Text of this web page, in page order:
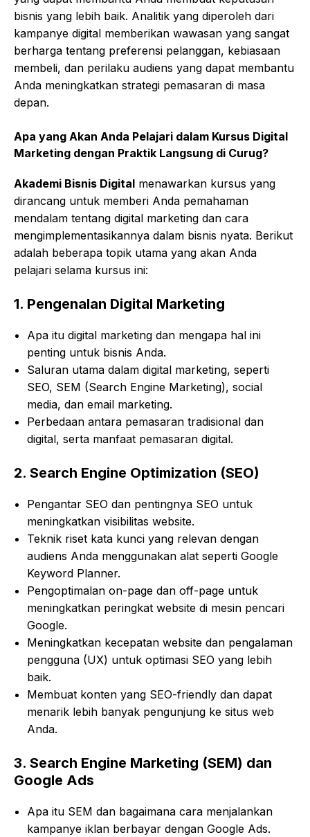
bisnis yang lebih baik. Analitik yang diperoleh dari
kampanye digital memberikan wawasan yang sangat
berharga tentang preferensi pelanggan, kebiasaan
membeli, dan perilaku audiens yang dapat membantu
Anda meningkatkan strategi pemasaran di masa
depan.
Apa yang Akan Anda Pelajari dalam Kursus Digital
Marketing dengan Praktik Langsung di Curug?
Akademi Bisnis Digital menawarkan kursus yang
dirancang untuk memberi Anda pemahaman
mendalam tentang digital marketing dan cara
mengimplementasikannya dalam bisnis nyata. Berikut
adalah beberapa topik utama yang akan Anda
pelajari selama kursus ini:
1. Pengenalan Digital Marketing
Apa itu digital marketing dan mengapa hal ini
penting untuk bisnis Anda.
Saluran utama dalam digital marketing, seperti
SEO, SEM (Search Engine Marketing), social
media, dan email marketing.
Perbedaan antara pemasaran tradisional dan
digital, serta manfaat pemasaran digital.
2. Search Engine Optimization (SEO)
Pengantar SEO dan pentingnya SEO untuk
meningkatkan visibilitas website.
Teknik riset kata kunci yang relevan dengan
audiens Anda menggunakan alat seperti Google
Keyword Planner.
Pengoptimalan on-page dan off-page untuk
meningkatkan peringkat website di mesin pencari
Google.
Meningkatkan kecepatan website dan pengalaman
pengguna (UX) untuk optimasi SEO yang lebih
baik.
Membuat konten yang SEO-friendly dan dapat
menarik lebih banyak pengunjung ke situs web
Anda.
3. Search Engine Marketing (SEM) dan
Google Ads
Apa itu SEM dan bagaimana cara menjalankan
kampanye iklan berbayar dengan Google Ads.